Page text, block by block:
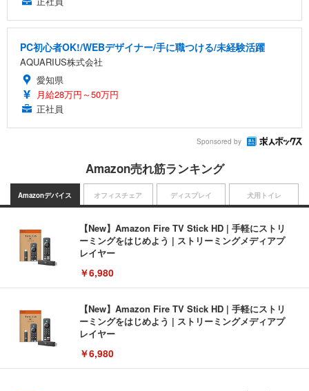
PC初心者OK!/WEBデザイナー/手に職つける/未経験活躍
AQUARIUS株式会社
愛知県
月給28万円～50万円
正社員
Sponsored by
Amazon売れ筋ランキング
Amazonデバイス
【New】Amazon Fire TV Stick HD | 手軽にストリ
ーミングをはじめよう | ストリーミングメディアプ
レイヤー
￥6,980
【New】Amazon Fire TV Stick HD | 手軽にストリ
ーミングをはじめよう | ストリーミングメディアプ
レイヤー
￥6,980
オフィスチェア ディスプレイ 犬用トイレ